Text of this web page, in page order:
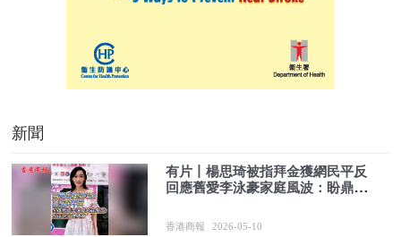
新聞
有片丨楊思琦被指拜金獲網民平反
回應舊愛李泳豪家庭風波：盼鼎爺
香港商報 2026-05-10